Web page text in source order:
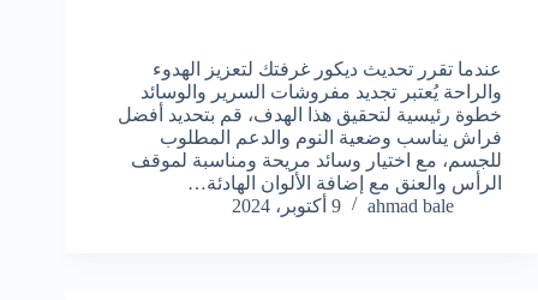
عندما تقرر تحديث ديكور غرفتك لتعزيز الهدوء
والراحة يُعتبر تجديد مفروشات السرير والوسائد
خطوة رئيسية لتحقيق هذا الهدف، قم بتحديد أفضل
فراش يناسب وضعية النوم والدعم المطلوب
للجسم، مع اختيار وسائد مريحة ومناسبة لموقف
الرأس والعنق مع إضافة الألوان الهادئة…
ahmad bale
9 أكتوبر، 2024